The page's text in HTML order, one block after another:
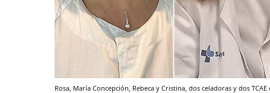
Rosa, María Concepción, Rebeca y Cristina, dos celadoras y dos